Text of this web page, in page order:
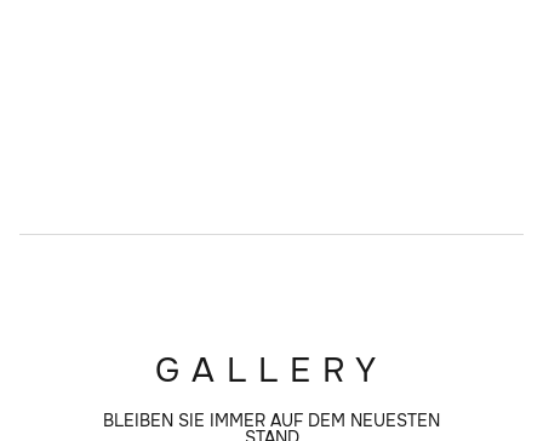
GALLERY
BLEIBEN SIE IMMER AUF DEM NEUESTEN